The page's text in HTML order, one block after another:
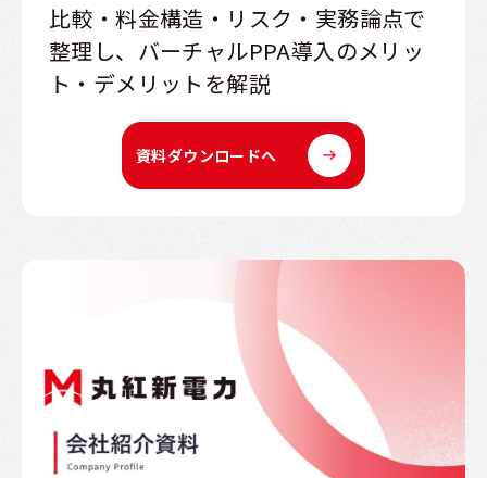
比較・料金構造・リスク・実務論点で
整理し、バーチャルPPA導入のメリッ
ト・デメリットを解説
資料ダウンロードへ